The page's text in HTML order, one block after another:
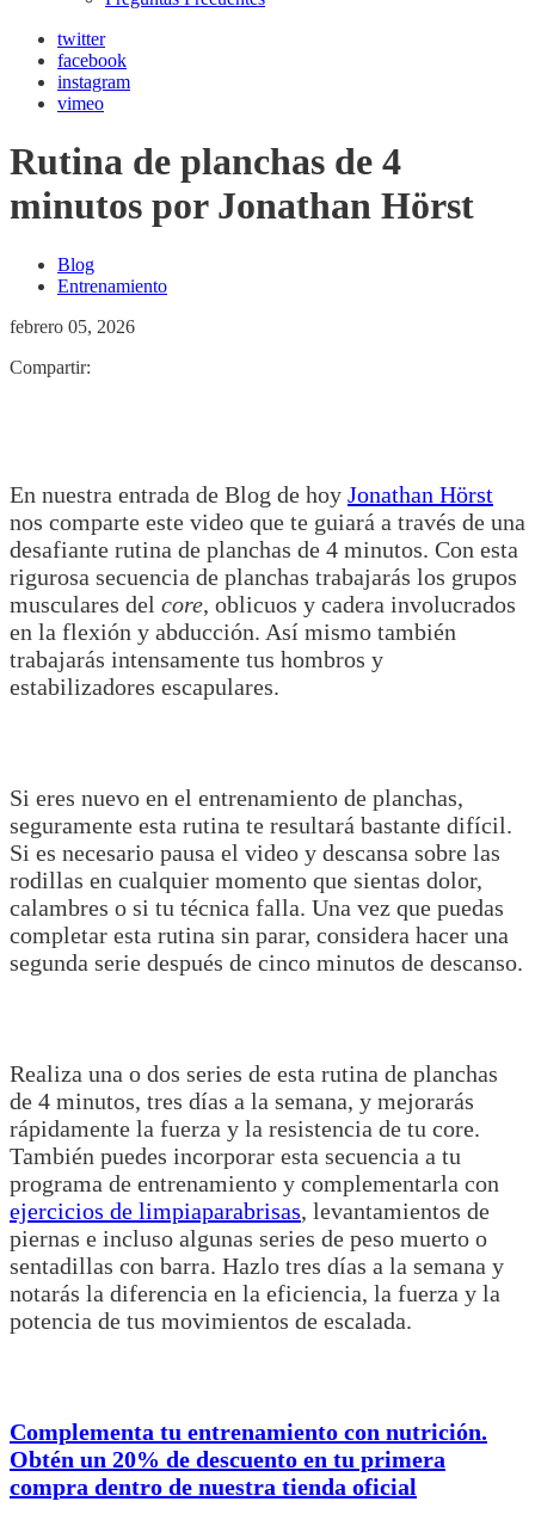
twitter
facebook
instagram
vimeo
Rutina de planchas de 4
minutos por Jonathan Hörst
Blog
Entrenamiento
febrero 05, 2026
Compartir:
En nuestra entrada de Blog de hoy Jonathan Hörst
nos comparte este video que te guiará a través de una
desafiante rutina de planchas de 4 minutos. Con esta
rigurosa secuencia de planchas trabajarás los grupos
musculares del core, oblicuos y cadera involucrados
en la flexión y abducción. Así mismo también
trabajarás intensamente tus hombros y
estabilizadores escapulares.
Si eres nuevo en el entrenamiento de planchas,
seguramente esta rutina te resultará bastante difícil.
Si es necesario pausa el video y descansa sobre las
rodillas en cualquier momento que sientas dolor,
calambres o si tu técnica falla. Una vez que puedas
completar esta rutina sin parar, considera hacer una
segunda serie después de cinco minutos de descanso.
Realiza una o dos series de esta rutina de planchas
de 4 minutos, tres días a la semana, y mejorarás
rápidamente la fuerza y ​​la resistencia de tu core.
También puedes incorporar esta secuencia a tu
programa de entrenamiento y complementarla con
ejercicios de limpiaparabrisas, levantamientos de
piernas e incluso algunas series de peso muerto o
sentadillas con barra. Hazlo tres días a la semana y
notarás la diferencia en la eficiencia, la fuerza y ​​la
potencia de tus movimientos de escalada.
Complementa tu entrenamiento con nutrición.
Obtén un 20% de descuento en tu primera
compra dentro de nuestra tienda oficial